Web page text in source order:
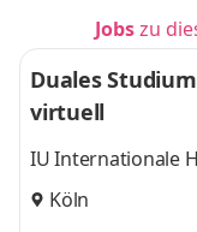
Jobszu
Duales
virtuell
IU Internationale
Köln